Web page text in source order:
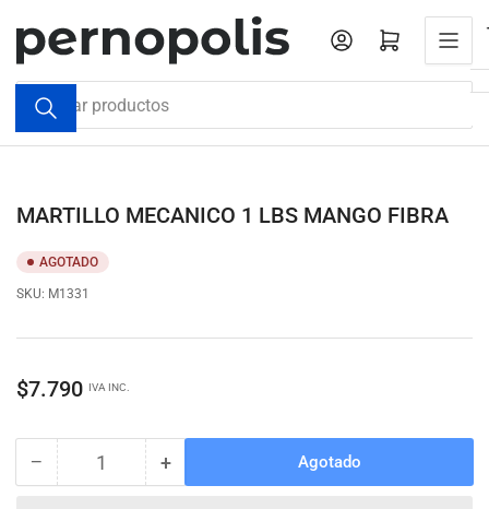
contenido
Buscar
productos
Iniciar sesiónAbrir cesta pequeña
MARTILLO MECANICO 1 LBS MANGO FIBRA
AGOTADO
SKU: M1331
Precio
$7.790 IVA INC.
− Reducir
Cantidad +Aumentar
Agotado